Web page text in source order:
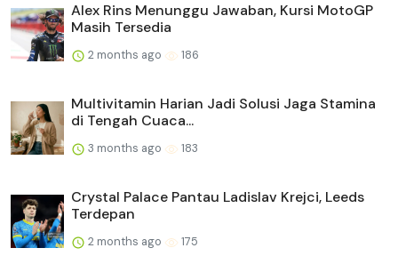
Alex Rins Menunggu Jawaban, Kursi MotoGP
Masih Tersedia
2 months ago 186
Multivitamin Harian Jadi Solusi Jaga Stamina
di Tengah Cuaca...
3 months ago 183
Crystal Palace Pantau Ladislav Krejci, Leeds
Terdepan
2 months ago 175